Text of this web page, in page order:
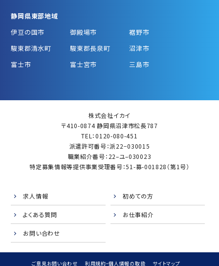
静岡県東部地域
伊豆の国市
御殿場市
裾野市
駿東郡清水町
駿東郡長泉町
沼津市
富士市
富士宮市 三島市
株式会社イカイ
〒410-0874 静岡県沼津市松長787
TEL：0120-080-451
派遣許可番号：派22−030015
職業紹介番号：22–ユ–030023
特定募集情報等提供事業受理番号：51-募-001828（第1号）
求人情報 初めての方
よくある質問 お仕事紹介
お問い合わせ
ご意見お問い合わせ 利用規約・個人情報の取扱 サイトマップ